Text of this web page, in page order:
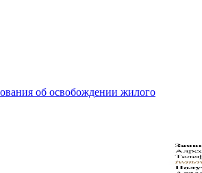
об освобождении жилого